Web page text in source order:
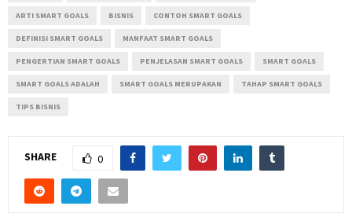
ARTI SMART GOALS BISNIS CONTOH SMART GOALS
DEFINISI SMART GOALS MANFAAT SMART GOALS
PENGERTIAN SMART GOALS PENJELASAN SMART GOALS SMART GOALS
SMART GOALS ADALAH SMART GOALS MERUPAKAN TAHAP SMART GOALS
TIPS BISNIS
SHARE 0